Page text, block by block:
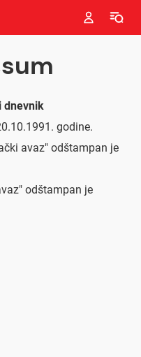
dnevnik
godine.
avaz" odštampan je
odštampan je